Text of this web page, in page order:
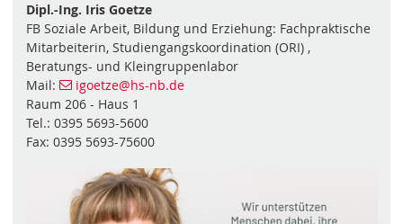
Dipl.-Ing. Iris Goetze
FB Soziale Arbeit, Bildung und Erziehung: Fachpraktische
Mitarbeiterin, Studiengangskoordination (ORI) ,
Beratungs- und Kleingruppenlabor
Mail:
igoetze@hs-nb.de
Raum 206 - Haus 1
Tel.: 0395 5693-5600
Fax: 0395 5693-75600